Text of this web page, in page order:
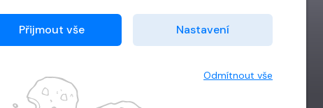
Přijmout vše Nastavení
Odmítnout vše